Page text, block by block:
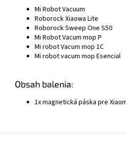
Mi Robot Vacuum
Roborock Xiaowa Lite
Roborock Sweep One S50
Mi Robot Vacum mop P
Mi robot Vacum mop 1C
Mi robot vacum mop Esencial
Obsah balenia:
1x magnetická páska pre